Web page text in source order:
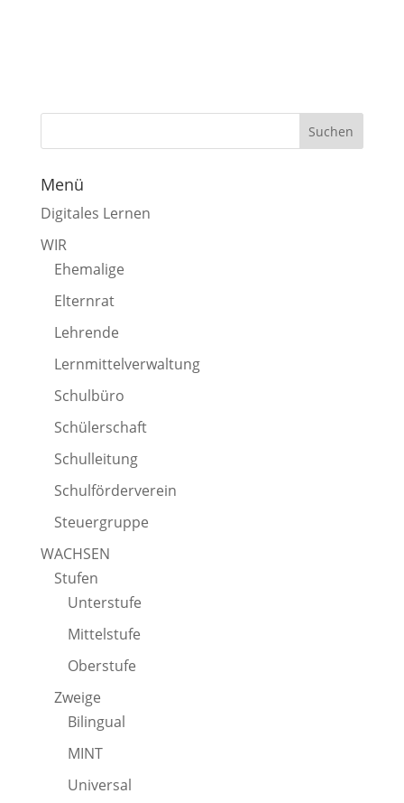
Menü
Digitales Lernen
WIR
Ehemalige
Elternrat
Lehrende
Lernmittelverwaltung
Schulbüro
Schülerschaft
Schulleitung
Schulförderverein
Steuergruppe
WACHSEN
Stufen
Unterstufe
Mittelstufe
Oberstufe
Zweige
Bilingual
MINT
Universal